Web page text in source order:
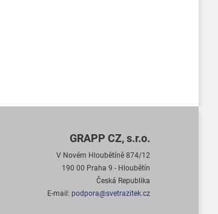
GRAPP CZ, s.r.o.
V Novém Hloubětíně 874/12
190 00 Praha 9 - Hloubětín
Česká Republika
E-mail: podpora@svetrazitek.cz